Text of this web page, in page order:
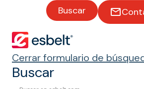
Buscar
Cerrar formulario de
Buscar
transportado
ras para el
deporte